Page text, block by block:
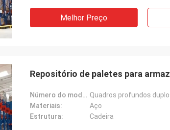
Melhor Preço
Repositório de paletes para
Número do modelo.: Quadros profundos
Materiais:
Aço
Estrutura:
Cadeira